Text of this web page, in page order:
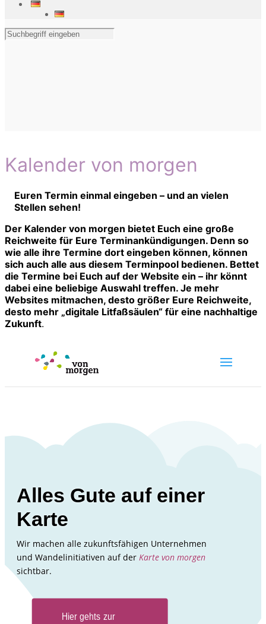
Kalender von morgen
Euren Termin einmal eingeben – und an vielen
Stellen sehen!
Der Kalender von morgen bietet Euch eine große
Reichweite für Eure Terminankündigungen. Denn so
wie alle ihre Termine dort eingeben können, können
sich auch alle aus diesem Terminpool bedienen. Bettet
die Termine bei Euch auf der Website ein – ihr könnt
dabei eine beliebige Auswahl treffen. Je mehr
Websites mitmachen, desto größer Eure Reichweite,
desto mehr „digitale Litfaßsäulen“ für eine nachhaltige
Zukunft.